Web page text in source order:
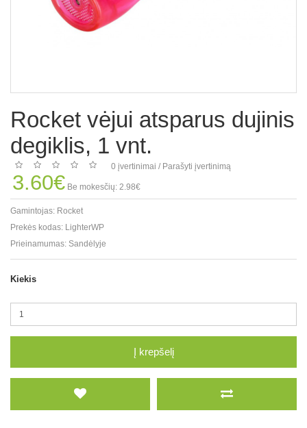
Rocket vėjui atsparus dujinis
degiklis, 1 vnt.
0 įvertinimai / Parašyti įvertinimą
3.60€ Be mokesčių: 2.98€
Gamintojas: Rocket
Prekės kodas: LighterWP
Prieinamumas: Sandėlyje
Kiekis
Į krepšelį